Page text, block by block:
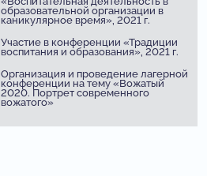
образовательной организации в
каникулярное время», 2021 г.
Участие в конференции «Традиции
воспитания и образования», 2021 г.
Организация и проведение лагерной
конференции на тему «Вожатый
2020. Портрет современного
вожатого»